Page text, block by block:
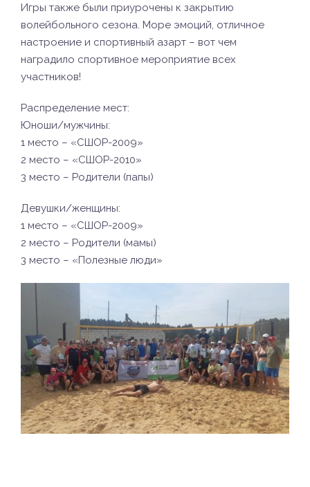
Игры также были приурочены к закрытию
волейбольного сезона. Море эмоций, отличное
настроение и спортивный азарт – вот чем
наградило спортивное мероприятие всех
участников!
Распределение мест:
Юноши/мужчины:
1 место – «СШОР-2009»
2 место – «СШОР-2010»
3 место – Родители (папы)
Девушки/женщины:
1 место – «СШОР-2009»
2 место – Родители (мамы)
3 место – «Полезные люди»